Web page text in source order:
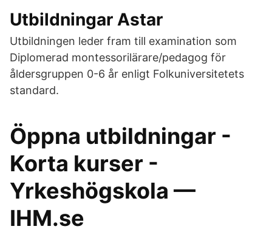
Utbildningar Astar
Utbildningen leder fram till examination som
Diplomerad montessorilärare/pedagog för
åldersgruppen 0-6 år enligt Folkuniversitetets
standard.
Öppna utbildningar -
Korta kurser -
Yrkeshögskola —
IHM.se